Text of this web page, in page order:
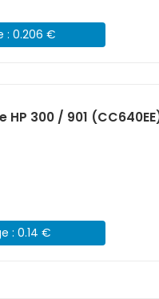
: 0.206 €
300 / 901
: 0.14 €